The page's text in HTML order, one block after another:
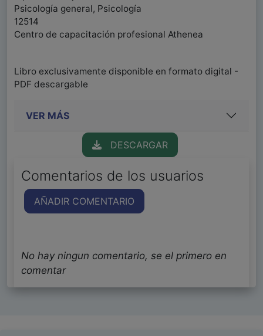
Psicología general, Psicología
12514
Centro de capacitación profesional Athenea
Libro exclusivamente disponible en formato digital -
PDF descargable
VER MÁS
DESCARGAR
Comentarios de los usuarios
AÑADIR COMENTARIO
No hay ningun comentario, se el primero en
comentar